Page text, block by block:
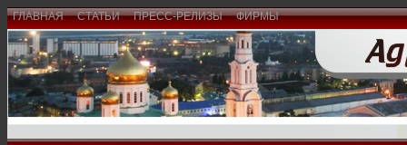
ГЛАВНАЯ СТАТЬИ ПРЕСС-РЕЛИЗЫ ФИРМЫ